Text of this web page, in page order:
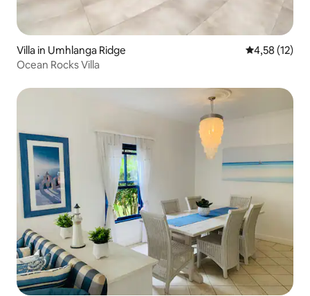
Villa in Umhlanga Ridge
4,58 (12)
Ocean Rocks Villa